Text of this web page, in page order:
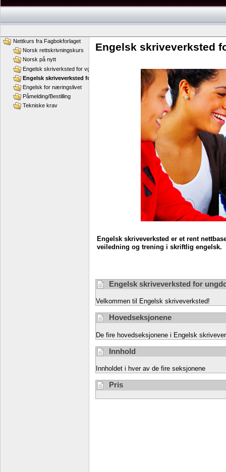
Engelsk skriveverksted
Engelsk skriveverksted er et rent
veiledning og trening i skriftlig engelsk.
Engelsk skriveverksted for
Velkommen til Engelsk skriveverksted!
Hovedseksjonene
De fire hovedseksjonene i Engelsk
Innhold
Innholdet i hver av de fire seksjonene
Pris
Nettkurs fra Fagbokforlaget
Norsk rettskrivningskurs
Norsk på nytt
Engelsk skriverksted for vgs
Engelsk skriveverksted for ungdomsskolen
Engelsk for næringslivet
Påmelding/Bestilling
Tekniske krav